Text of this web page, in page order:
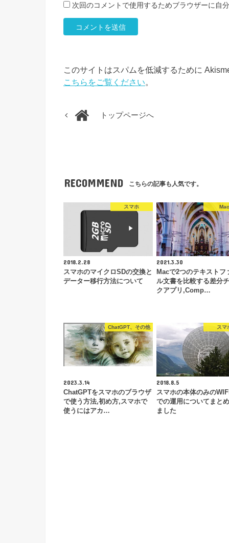
次回のコメントで使用するためブラウザーに自
このサイトはスパムを低減するために
こちらをご覧ください。
トップページへ
RECOMMEND こちらの記事も人気です。
スマホ
2018.2.28
スマホのマイクロSDの交換と
データー移行方法について
2021.3.30
Macで2つのテキストフ
ル文書を比較する差分
クアプリ,Comp…
ChatGPT、その他
2023.3.14
ChatGPTをスマホのブラウザ
で使う方法,初め方,スマホで
使うにはアカ…
スマ
2018.8.5
スマホの本体のみの
での運用についてまと
ました